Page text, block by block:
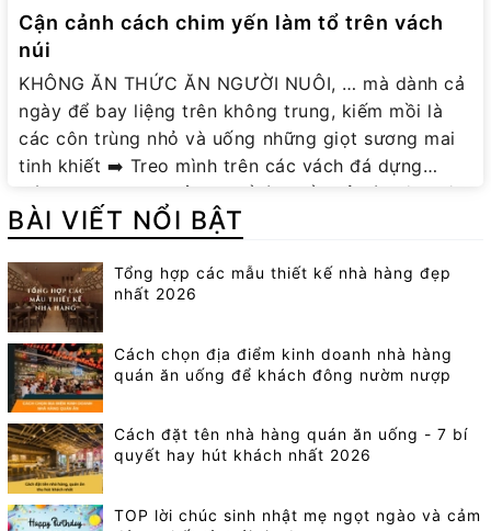
Cận cảnh cách chim yến làm tổ trên vách
núi
KHÔNG ĂN THỨC ĂN NGƯỜI NUÔI, … mà dành cả
ngày để bay liệng trên không trung, kiếm mồi là
các côn trùng nhỏ và uống những giọt sương mai
tinh khiết ➡️ Treo mình trên các vách đá dựng
đứng, cheo leo, nhả dãi để làm tổ, chỉ với đôi chân
nhỏ bé và yếu ớt ❤️❤️ Đó chính là CHIM YẾN - loài
người nguồn dinh dưỡng quý giá từ những tổ yến
sào thiên nhiên. Hãy xem cận cảnh cách thức đôi
chim yến nhả dãi làm tổ như thế nào các bạn nhé.
Các loại Yến sào Heli chỉ khai khác sau khi chim
non đã trưởng thành và rời tổ bay đi ❤️❤️ HeliFine
- Tặng sức khoẻ vàng, thay ngàn lời chúc! Công ty
chúng tôi cam kết bán hàng bằng sự TỬ TẾ! Tất cả
các loại Yến Sào Heli của HeliFine đều là hàng
Công ty, với yến thật nguyên chất 100%, Yến Việt
Nam, không hoá chất tẩy trắng, không mủ trôm,
BÀI VIẾT NỔI BẬT
Tổng hợp các mẫu thiết kế nhà hàng đẹp
nhất 2026
Cách chọn địa điểm kinh doanh nhà hàng
quán ăn uống để khách đông nườm nượp
Cách đặt tên nhà hàng quán ăn uống - 7 bí
quyết hay hút khách nhất 2026
TOP lời chúc sinh nhật mẹ ngọt ngào và cảm